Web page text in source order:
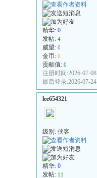
精华: 0
发帖: 4
威望: 0
金币: 0
贡献值: 0
注册时间:2026-07-08
最后登录:2026-07-24
lee654321
级别: 侠客
精华: 0
发帖: 11